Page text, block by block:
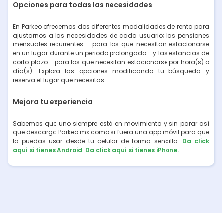
Opciones para todas las necesidades
En Parkeo ofrecemos dos diferentes modalidades de renta para
ajustarnos a las necesidades de cada usuario; las pensiones
mensuales recurrentes - para los que necesitan estacionarse
en un lugar durante un periodo prolongado - y las estancias de
corto plazo - para los que necesitan estacionarse por hora(s) o
día(s). Explora las opciones modificando tu búsqueda y
reserva el lugar que necesitas.
Mejora tu experiencia
Sabemos que uno siempre está en movimiento y sin parar así
que descarga Parkeo.mx como si fuera una app móvil para que
la puedas usar desde tu celular de forma sencilla. Da click
aquí si tienes Android. Da click aquí si tienes iPhone.